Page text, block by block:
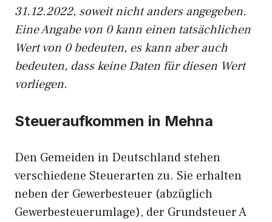
31.12.2022, soweit nicht anders angegeben.
Eine Angabe von 0 kann einen tatsächlichen
Wert von 0 bedeuten, es kann aber auch
bedeuten, dass keine Daten für diesen Wert
vorliegen.
Steueraufkommen in Mehna
Den Gemeiden in Deutschland stehen
verschiedene Steuerarten zu. Sie erhalten
neben der Gewerbesteuer (abzüglich
Gewerbesteuerumlage), der Grundsteuer A